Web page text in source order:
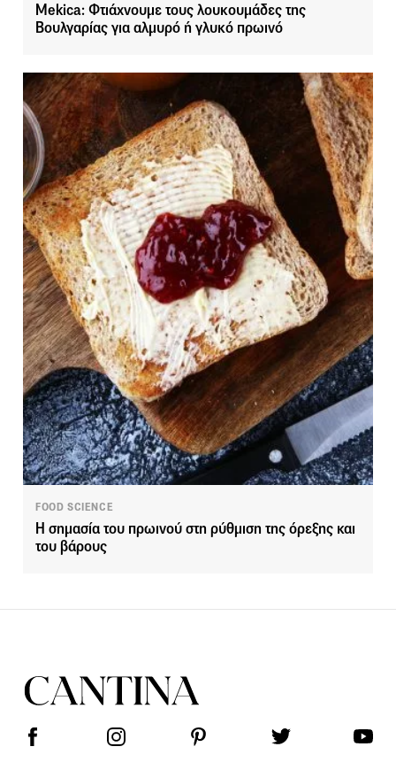
Mekica: Φτιάχνουμε τους λουκουμάδες της
Βουλγαρίας για αλμυρό ή γλυκό πρωινό
FOOD SCIENCE
Η σημασία του πρωινού στη ρύθμιση της όρεξης και
του βάρους